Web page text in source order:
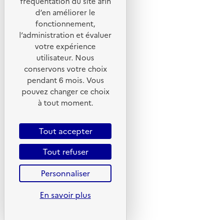
Foire aux questions
Formulaire de contact
Plan du site
CGU
CGV
Politique des cookies
Données personnelles
Accessibilité : non conforme
d’en améliorer le
fonctionnement,
l’administration et évaluer
votre expérience
utilisateur. Nous
conservons votre choix
pendant 6 mois. Vous
pouvez changer ce choix
à tout moment.
Tout accepter
Tout refuser
Personnaliser
En savoir plus